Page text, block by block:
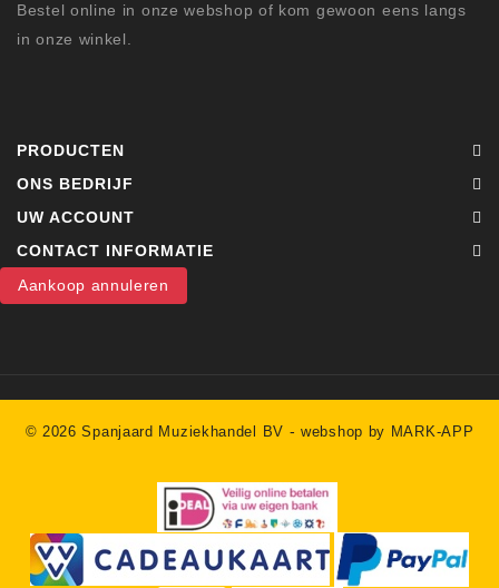
Bestel online in onze webshop of kom gewoon eens langs
in onze winkel.
PRODUCTEN
ONS BEDRIJF
UW ACCOUNT
CONTACT INFORMATIE
Aankoop annuleren
© 2026 Spanjaard Muziekhandel BV -webshop by MARK-APP